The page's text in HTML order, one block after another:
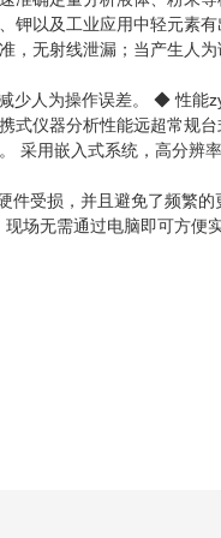
钾以及工业应用中轻元素有
，无射线泄漏；当产生人
少人为操作误差。 ◆ 性能
式仪器分析性能远超常规台
采用嵌入式系统，高分辨
受损，并且避免了频繁的
场无需通过电脑即可方便